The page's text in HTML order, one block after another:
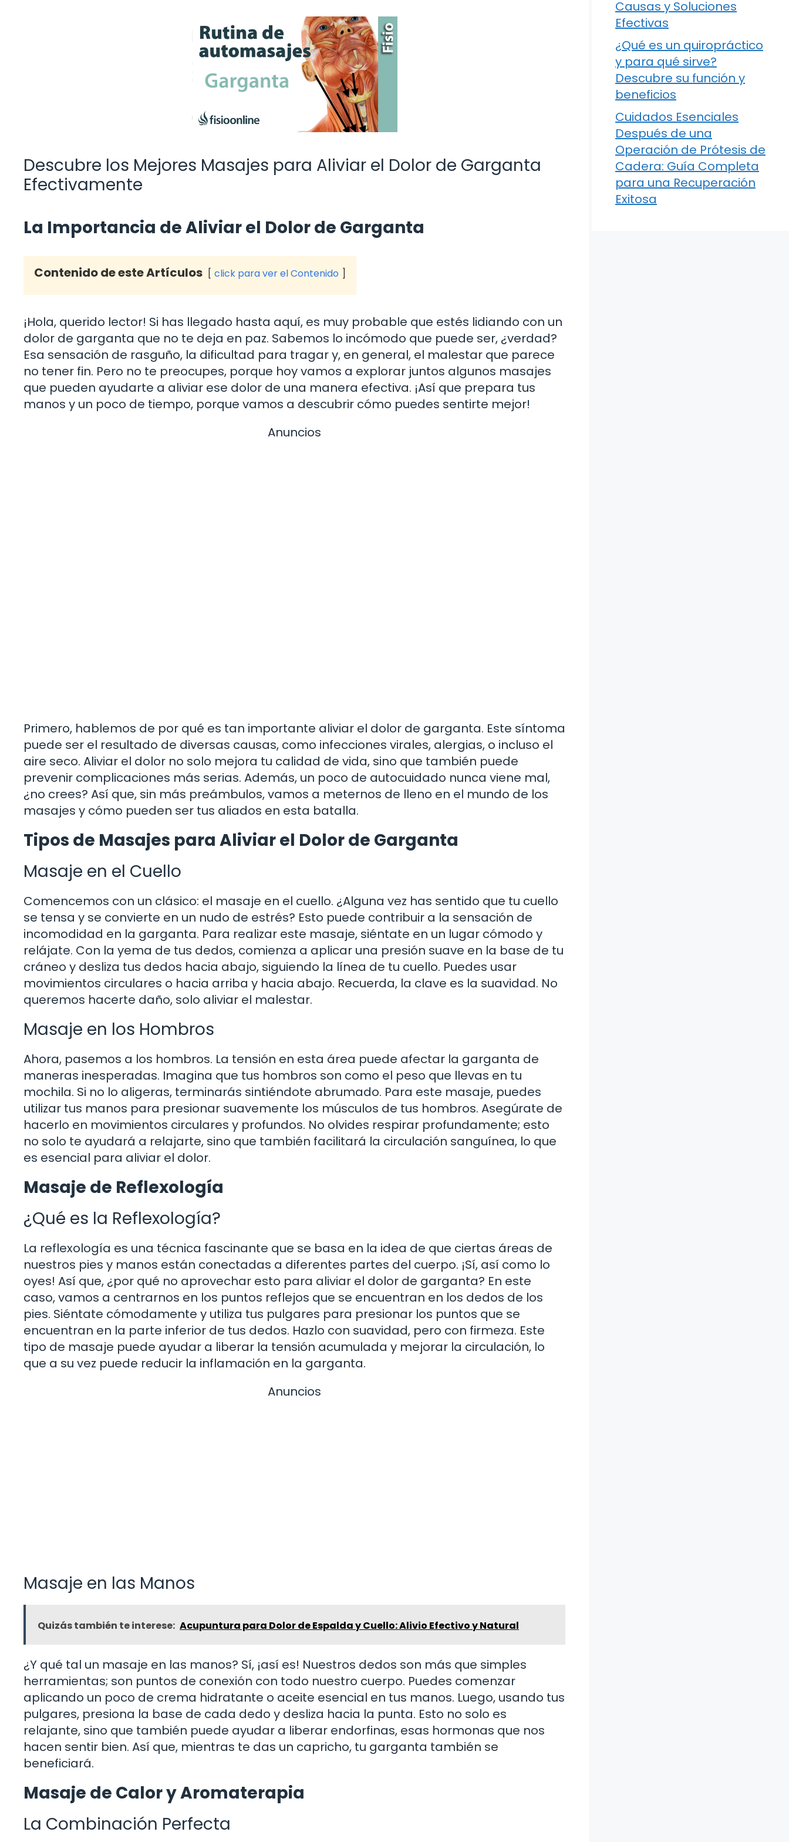
Descubre los Mejores Masajes para Aliviar el Dolor de Garganta
Efectivamente
La Importancia de Aliviar el Dolor de Garganta
Contenido de este Artículos click para ver el Contenido
¡Hola, querido lector! Si has llegado hasta aquí, es muy probable que estés lidiando con un
dolor de garganta que no te deja en paz. Sabemos lo incómodo que puede ser, ¿verdad?
Esa sensación de rasguño, la dificultad para tragar y, en general, el malestar que parece
no tener fin. Pero no te preocupes, porque hoy vamos a explorar juntos algunos masajes
que pueden ayudarte a aliviar ese dolor de una manera efectiva. ¡Así que prepara tus
manos y un poco de tiempo, porque vamos a descubrir cómo puedes sentirte mejor!
Anuncios
Primero, hablemos de por qué es tan importante aliviar el dolor de garganta. Este síntoma
puede ser el resultado de diversas causas, como infecciones virales, alergias, o incluso el
aire seco. Aliviar el dolor no solo mejora tu calidad de vida, sino que también puede
prevenir complicaciones más serias. Además, un poco de autocuidado nunca viene mal,
¿no crees? Así que, sin más preámbulos, vamos a meternos de lleno en el mundo de los
masajes y cómo pueden ser tus aliados en esta batalla.
Tipos de Masajes para Aliviar el Dolor de Garganta
Masaje en el Cuello
Comencemos con un clásico: el masaje en el cuello. ¿Alguna vez has sentido que tu cuello
se tensa y se convierte en un nudo de estrés? Esto puede contribuir a la sensación de
incomodidad en la garganta. Para realizar este masaje, siéntate en un lugar cómodo y
relájate. Con la yema de tus dedos, comienza a aplicar una presión suave en la base de tu
cráneo y desliza tus dedos hacia abajo, siguiendo la línea de tu cuello. Puedes usar
movimientos circulares o hacia arriba y hacia abajo. Recuerda, la clave es la suavidad. No
queremos hacerte daño, solo aliviar el malestar.
Masaje en los Hombros
Ahora, pasemos a los hombros. La tensión en esta área puede afectar la garganta de
maneras inesperadas. Imagina que tus hombros son como el peso que llevas en tu
mochila. Si no lo aligeras, terminarás sintiéndote abrumado. Para este masaje, puedes
utilizar tus manos para presionar suavemente los músculos de tus hombros. Asegúrate de
hacerlo en movimientos circulares y profundos. No olvides respirar profundamente; esto
no solo te ayudará a relajarte, sino que también facilitará la circulación sanguínea, lo que
es esencial para aliviar el dolor.
Masaje de Reflexología
¿Qué es la Reflexología?
La reflexología es una técnica fascinante que se basa en la idea de que ciertas áreas de
nuestros pies y manos están conectadas a diferentes partes del cuerpo. ¡Sí, así como lo
oyes! Así que, ¿por qué no aprovechar esto para aliviar el dolor de garganta? En este
caso, vamos a centrarnos en los puntos reflejos que se encuentran en los dedos de los
pies. Siéntate cómodamente y utiliza tus pulgares para presionar los puntos que se
encuentran en la parte inferior de tus dedos. Hazlo con suavidad, pero con firmeza. Este
tipo de masaje puede ayudar a liberar la tensión acumulada y mejorar la circulación, lo
que a su vez puede reducir la inflamación en la garganta.
Anuncios
Masaje en las Manos
Quizás también te interese: Acupuntura para Dolor de Espalda y Cuello: Alivio Efectivo y Natural
¿Y qué tal un masaje en las manos? Sí, ¡así es! Nuestros dedos son más que simples
herramientas; son puntos de conexión con todo nuestro cuerpo. Puedes comenzar
aplicando un poco de crema hidratante o aceite esencial en tus manos. Luego, usando tus
pulgares, presiona la base de cada dedo y desliza hacia la punta. Esto no solo es
relajante, sino que también puede ayudar a liberar endorfinas, esas hormonas que nos
hacen sentir bien. Así que, mientras te das un capricho, tu garganta también se
beneficiará.
Masaje de Calor y Aromaterapia
La Combinación Perfecta
Causas y Soluciones
Efectivas
¿Qué es un quiropráctico
y para qué sirve?
Descubre su función y
beneficios
Cuidados Esenciales
Después de una
Operación de Prótesis de
Cadera: Guía Completa
para una Recuperación
Exitosa